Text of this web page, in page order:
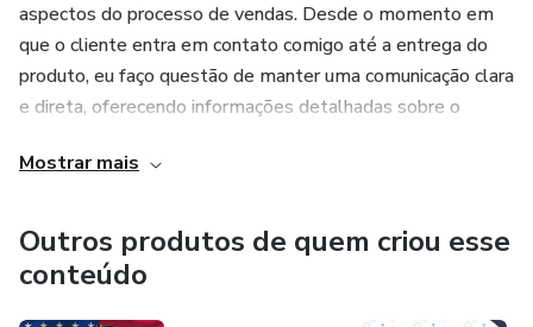
aspectos do processo de vendas. Desde o momento em
que o cliente entra em contato comigo até a entrega do
produto, eu faço questão de manter uma comunicação clara
e direta, oferecendo informações detalhadas sobre o
com os meus clientes, e isso significa não apenas oferecer
um produto de qualidade, mas também ser um recurso
confiável para qualquer dúvida ou problema que possam
surgir. Se um cliente tem uma dúvida, eu faço questão de
Mostrar mais
Outros produtos de quem criou esse
conteúdo